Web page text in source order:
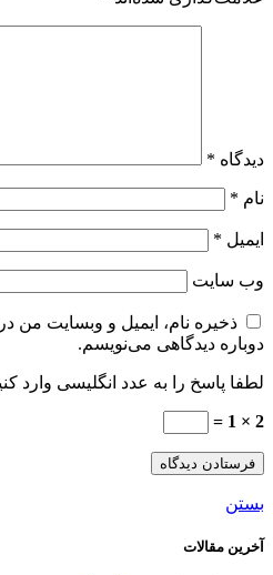
دیدگاه *
نام *
ایمیل *
وب‌ سایت
ذخیره نام، ایمیل و وبسایت من
دوباره دیدگاهی می‌نویسم.
لطفا پاسخ را به عدد انگلیسی وارد
2 × 1 =
بستن
آخرین مقالات